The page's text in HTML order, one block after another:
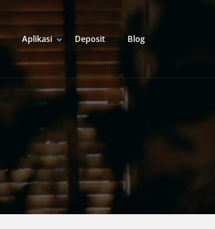
Aplikasi SHOW APLIKASI SUBMENU
HIDE APLIKASI SUBMENU
Deposit Blog